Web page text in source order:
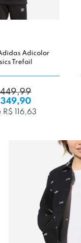
Adicolor
Trefoil
449,99
349,90
R$ 116,63